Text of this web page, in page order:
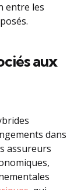
entre les
aux
dans
assureurs